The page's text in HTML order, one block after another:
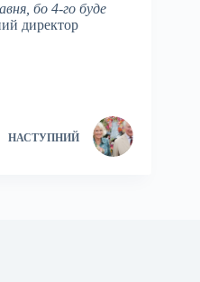
бо 4-го буде
директор
НАСТУПНИЙ